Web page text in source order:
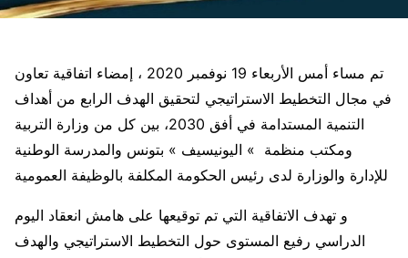
تم مساء أمس الأربعاء 19 نوفمبر 2020 ، إمضاء اتفاقية تعاون
في مجال التخطيط الاستراتيجي لتحقيق الهدف الرابع من أهداف
التنمية المستدامة في أفق 2030، بين كل من وزارة التربية
ومكتب منظمة » اليونيسيف » بتونس والمدرسة الوطنية
للإدارة والوزارة لدى رئيس الحكومة المكلفة بالوظيفة العمومية
و تهدف الاتفاقية التي تم توقيعها على هامش انعقاد اليوم
الدراسي رفيع المستوى حول التخطيط الاستراتيجي والهدف